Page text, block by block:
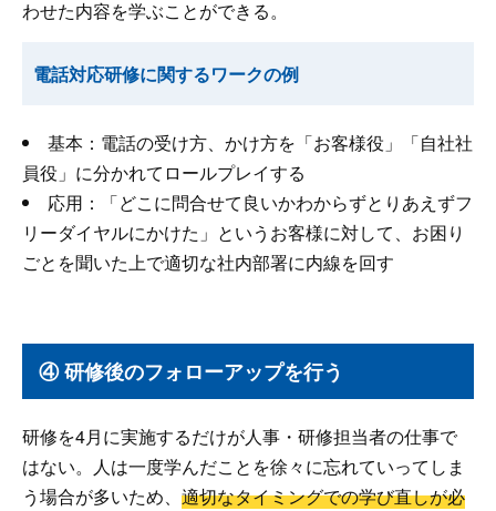
わせた内容を学ぶことができる。
電話対応研修に関するワークの例
基本：電話の受け方、かけ方を「お客様役」「自社社
員役」に分かれてロールプレイする
応用：「どこに問合せて良いかわからずとりあえずフ
リーダイヤルにかけた」というお客様に対して、お困り
ごとを聞いた上で適切な社内部署に内線を回す
④ 研修後のフォローアップを行う
研修を4月に実施するだけが人事・研修担当者の仕事で
はない。人は一度学んだことを徐々に忘れていってしま
う場合が多いため、 適切なタイミングでの学び直しが必